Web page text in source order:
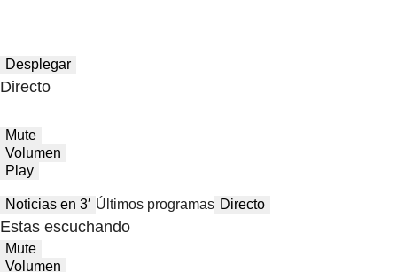
Desplegar
Directo
Mute
Volumen
Play
Noticias en 3′ Últimos programas Directo
Estas escuchando
Mute
Volumen